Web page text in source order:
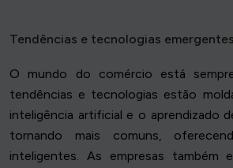
Tendências e tecnologias emergentes
O mundo do comércio está
tendências e tecnologias estão
inteligência artificial e o aprendizado
tornando mais comuns,
inteligentes. As empresas também